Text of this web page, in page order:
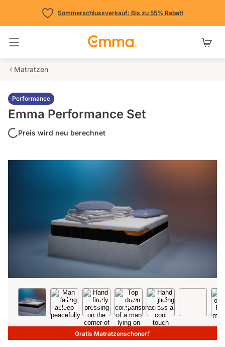
Sommerschlussverkauf: Bis zu 55% Rabatt
Navigation umschalten
Matratzen
Performance
Emma Performance Set
Preis wird neu berechnet
Gratis Matratzenschoner!1